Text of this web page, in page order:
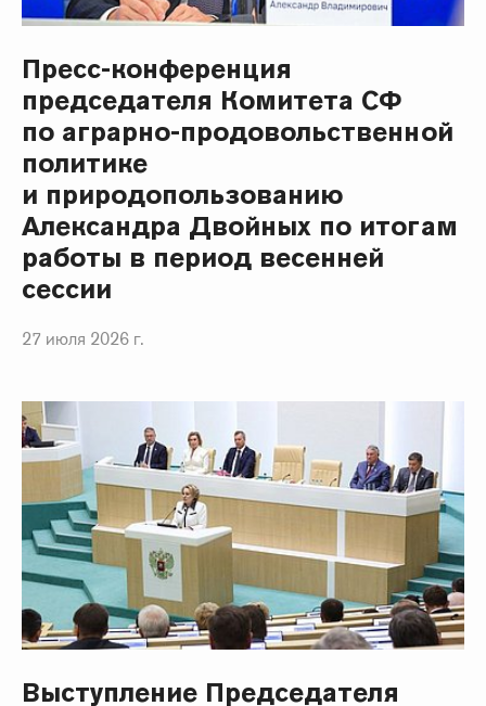
Пресс-конференция
председателя Комитета СФ
по аграрно-продовольственной
политике
и природопользованию
Александра Двойных по итогам
работы в период весенней
сессии
27 июля 2026 г.
Выступление Председателя